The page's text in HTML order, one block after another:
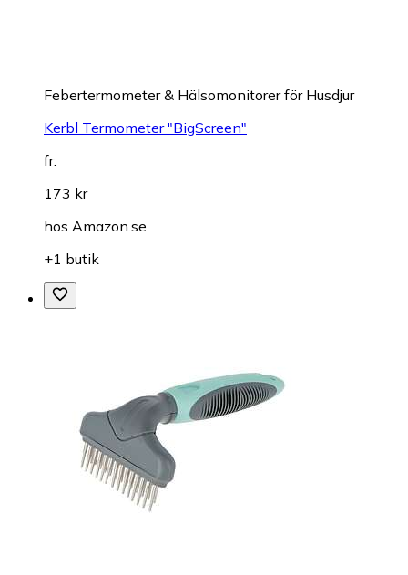
Febertermometer & Hälsomonitorer för Husdjur
Kerbl Termometer "BigScreen"
fr.
173 kr
hos Amazon.se
+1 butik